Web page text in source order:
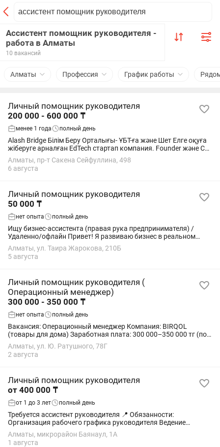
Ассистент помощник руководителя -
работа в Алматы
10 вакансий
Алматы Профессия График работы
Личный помощник руководителя
200 000 - 600 000 ₸
менее 1 года полный день
Alash Bridge Білім Беру Орталығы- ҰБТ-ға және Шет Елге оқуға
жіберуге арналған EdTech стартап компания. Founder және СО-
Founder ге көмекші қыз іздейміз. Операционный задачаларды
дедлайнға үлгеріп...
Алматы, пр-т Сакена Сейфуллина, 498
6 августа
Личный помощник руководителя
50 000 ₸
нет опыта полный день
Ищу бизнес-ассистента (правая рука предпринимателя) /
Удаленно/офлайн Привет! Я развиваю бизнес в реальном
секторе снабжение промышленного сектора и прямо сейчас
прохожу мощное дорогое обучение по...
Алматы, ул. Таира Жарокова, 210Б
5 августа
Личный помощник руководителя (
Операционный менеджер)
300 000 - 350 000 ₸
нет опыта полный день
Вакансия: Операционный менеджер Компания: BIRQOL
(товары для дома) Заработная плата: 300 000–350 000 тг (по
результатам собеседования) График работы: 5/2 С 10:00 до
19:00 Подчинение:...
Алматы, ул. Ю. Ратушного, 78Г
2 августа
Личный помощник руководителя
от 400 000 ₸
от 1 до 3 лет полный день
Требуется ассистент руководителя 📍 Обязанности:
Организация рабочего графика руководителя Ведение
деловой переписки Подготовка документов и отчетов
Выполнение поручений руководителя ...
Алматы, микрорайон Баянаул, 1А
1 августа